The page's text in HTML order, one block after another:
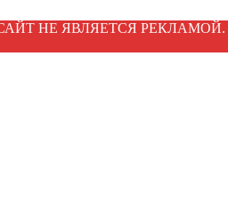
НЕ ЯВЛЯЕТСЯ РЕКЛАМОЙ.